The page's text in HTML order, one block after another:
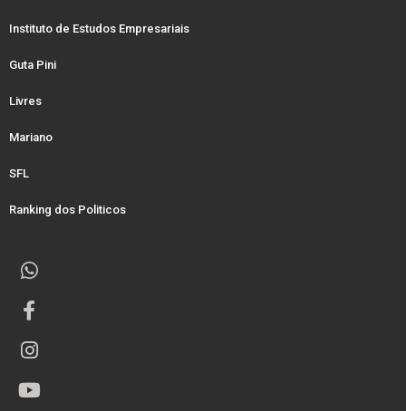
Instituto de Estudos Empresariais
Guta Pini
Livres
Mariano
SFL
Ranking dos Politicos